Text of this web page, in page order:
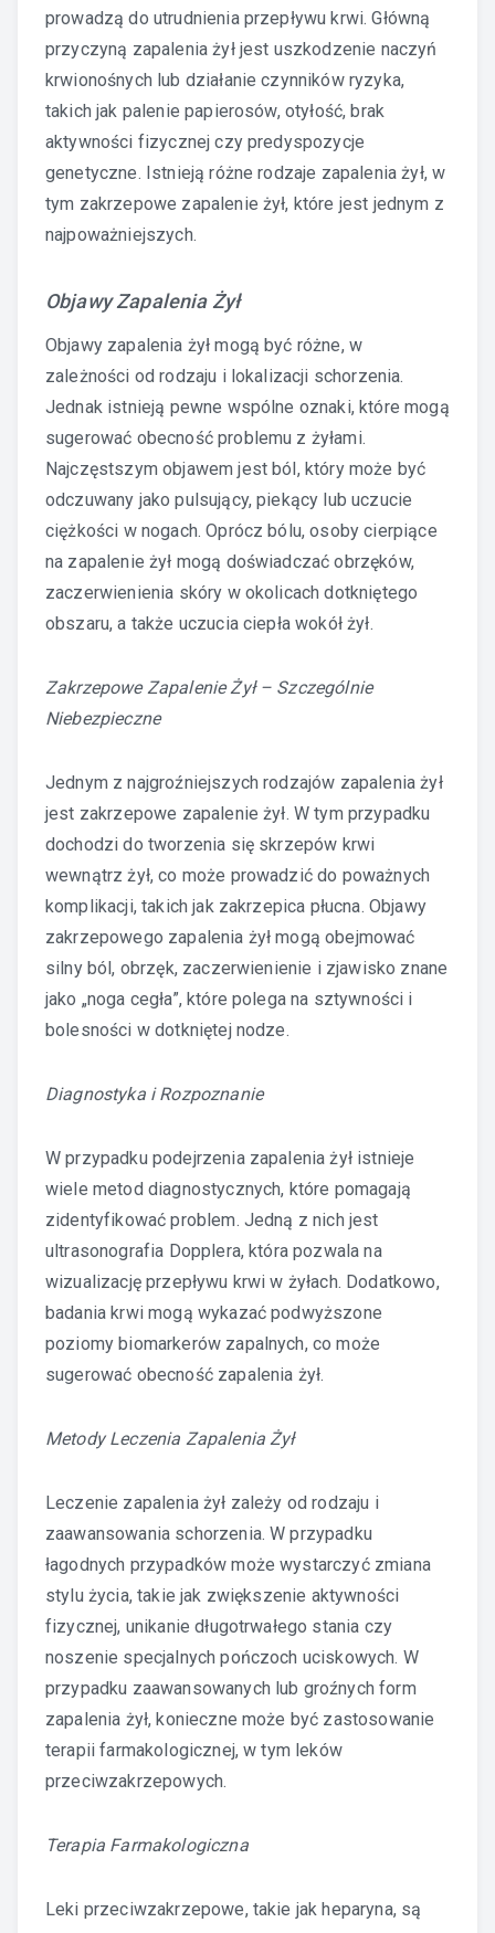
prowadzą do utrudnienia przepływu krwi. Główną
przyczyną zapalenia żył jest uszkodzenie naczyń
krwionośnych lub działanie czynników ryzyka,
takich jak palenie papierosów, otyłość, brak
aktywności fizycznej czy predyspozycje
genetyczne. Istnieją różne rodzaje zapalenia żył, w
tym zakrzepowe zapalenie żył, które jest jednym z
najpoważniejszych.
Objawy Zapalenia Żył
Objawy zapalenia żył mogą być różne, w
zależności od rodzaju i lokalizacji schorzenia.
Jednak istnieją pewne wspólne oznaki, które mogą
sugerować obecność problemu z żyłami.
Najczęstszym objawem jest ból, który może być
odczuwany jako pulsujący, piekący lub uczucie
ciężkości w nogach. Oprócz bólu, osoby cierpiące
na zapalenie żył mogą doświadczać obrzęków,
zaczerwienienia skóry w okolicach dotkniętego
obszaru, a także uczucia ciepła wokół żył.
Zakrzepowe Zapalenie Żył – Szczególnie
Niebezpieczne
Jednym z najgroźniejszych rodzajów zapalenia żył
jest zakrzepowe zapalenie żył. W tym przypadku
dochodzi do tworzenia się skrzepów krwi
wewnątrz żył, co może prowadzić do poważnych
komplikacji, takich jak zakrzepica płucna. Objawy
zakrzepowego zapalenia żył mogą obejmować
silny ból, obrzęk, zaczerwienienie i zjawisko znane
jako „noga cegła”, które polega na sztywności i
bolesności w dotkniętej nodze.
Diagnostyka i Rozpoznanie
W przypadku podejrzenia zapalenia żył istnieje
wiele metod diagnostycznych, które pomagają
zidentyfikować problem. Jedną z nich jest
ultrasonografia Dopplera, która pozwala na
wizualizację przepływu krwi w żyłach. Dodatkowo,
badania krwi mogą wykazać podwyższone
poziomy biomarkerów zapalnych, co może
sugerować obecność zapalenia żył.
Metody Leczenia Zapalenia Żył
Leczenie zapalenia żył zależy od rodzaju i
zaawansowania schorzenia. W przypadku
łagodnych przypadków może wystarczyć zmiana
stylu życia, takie jak zwiększenie aktywności
fizycznej, unikanie długotrwałego stania czy
noszenie specjalnych pończoch uciskowych. W
przypadku zaawansowanych lub groźnych form
zapalenia żył, konieczne może być zastosowanie
terapii farmakologicznej, w tym leków
przeciwzakrzepowych.
Terapia Farmakologiczna
Leki przeciwzakrzepowe, takie jak heparyna, są